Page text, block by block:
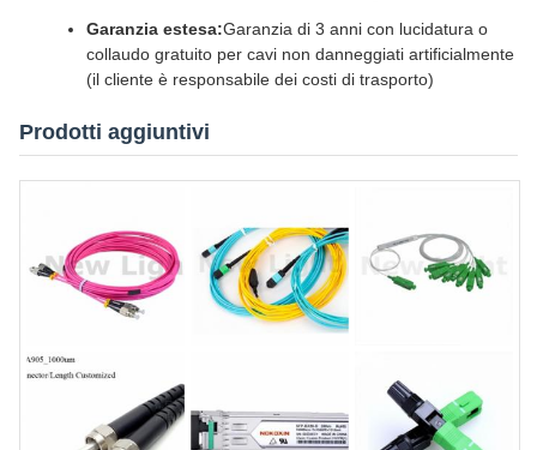
Garanzia estesa:Garanzia di 3 anni con lucidatura o
collaudo gratuito per cavi non danneggiati artificialmente
(il cliente è responsabile dei costi di trasporto)
Prodotti aggiuntivi